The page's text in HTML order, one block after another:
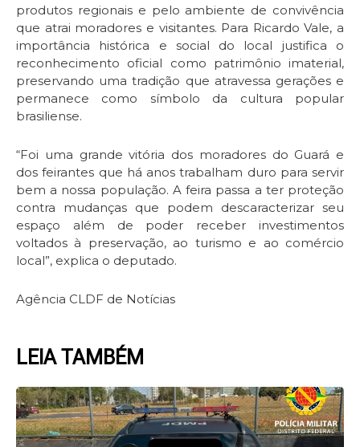
produtos regionais e pelo ambiente de convivência
que atrai moradores e visitantes. Para Ricardo Vale, a
importância histórica e social do local justifica o
reconhecimento oficial como patrimônio imaterial,
preservando uma tradição que atravessa gerações e
permanece como símbolo da cultura popular
brasiliense.
“Foi uma grande vitória dos moradores do Guará e
dos feirantes que há anos trabalham duro para servir
bem a nossa população. A feira passa a ter proteção
contra mudanças que podem descaracterizar seu
espaço além de poder receber investimentos
voltados à preservação, ao turismo e ao comércio
local”, explica o deputado.
Agência CLDF de Notícias
LEIA TAMBÉM
PagePagePagePagePage